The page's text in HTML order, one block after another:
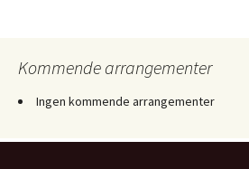
Kommende arrangementer
Ingen kommende arrangementer